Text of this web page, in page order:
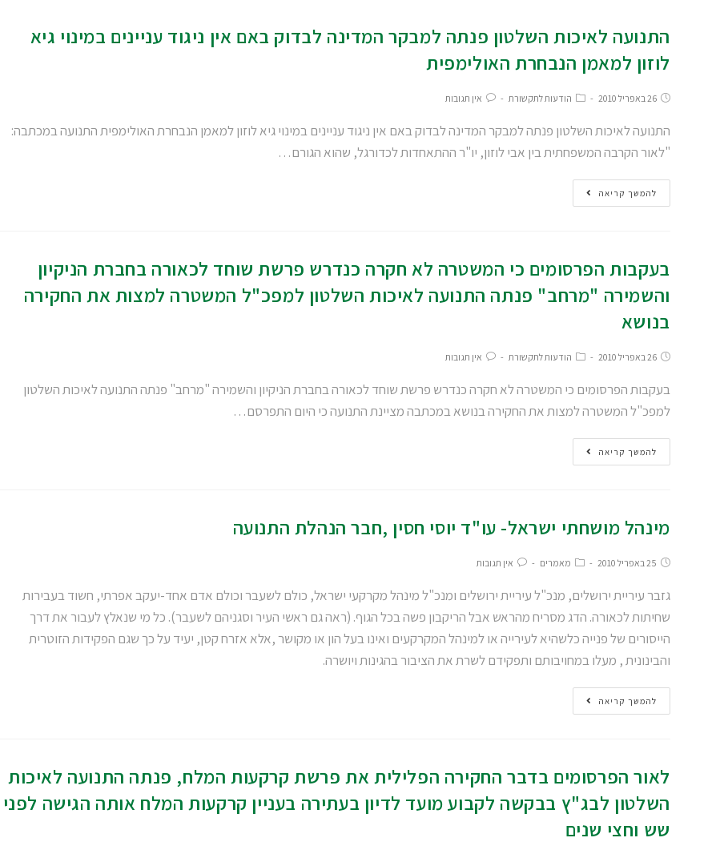
התנועה לאיכות השלטון פנתה למבקר המדינה לבדוק באם אין ניגוד עניינים במינוי גיא
לוזון למאמן הנבחרת האולימפית
26 באפריל 2010 הודעות לתקשורת אין תגובות
התנועה לאיכות השלטון פנתה למבקר המדינה לבדוק באם אין ניגוד עניינים במינוי גיא לוזון למאמן הנבחרת האולימפית התנועה במכתבה:
"לאור הקרבה המשפחתית בין אבי לוזון, יו"ר ההתאחדות לכדורגל, שהוא הגורם…
להמשך קריאה
בעקבות הפרסומים כי המשטרה לא חקרה כנדרש פרשת שוחד לכאורה בחברת הניקיון
והשמירה "מרחב" פנתה התנועה לאיכות השלטון למפכ"ל המשטרה למצות את החקירה
בנושא
26 באפריל 2010 הודעות לתקשורת אין תגובות
בעקבות הפרסומים כי המשטרה לא חקרה כנדרש פרשת שוחד לכאורה בחברת הניקיון והשמירה "מרחב" פנתה התנועה לאיכות השלטון
למפכ"ל המשטרה למצות את החקירה בנושא במכתבה מציינת התנועה כי היום התפרסם…
להמשך קריאה
מינהל מושחתי ישראל- עו"ד יוסי חסין ,חבר הנהלת התנועה
25 באפריל 2010 מאמרים אין תגובות
גזבר עיריית ירושלים, מנכ"ל עיריית ירושלים ומנכ"ל מינהל מקרקעי ישראל, כולם לשעבר וכולם אדם אחד-יעקב אפרתי, חשוד בעבירות
שחיתות לכאורה. הדג מסריח מהראש אבל הריקבון פשה בכל הגוף. (ראה גם ראשי העיר וסגניהם לשעבר). כל מי שנאלץ לעבור את דרך
הייסורים של פנייה כלשהיא לעירייה או למינהל המקרקעים ואינו בעל הון או מקושר ,אלא אזרח קטן, יעיד על כך שגם הפקידות הזוטרית
והבינונית , מעלו במחויבותם ותפקידם לשרת את הציבור בהגינות ויושרה.
להמשך קריאה
לאור הפרסומים בדבר החקירה הפלילית את פרשת קרקעות המלח, פנתה התנועה לאיכות
השלטון לבג"ץ בבקשה לקבוע מועד לדיון בעתירה בעניין קרקעות המלח אותה הגישה לפני
שש וחצי שנים